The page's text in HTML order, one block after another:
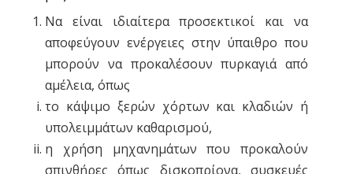
Να είναι ιδιαίτερα προσεκτικοί και να
αποφεύγουν ενέργειες στην ύπαιθρο που
μπορούν να προκαλέσουν πυρκαγιά από
αμέλεια, όπως
το κάψιμο ξερών χόρτων και κλαδιών ή
υπολειμμάτων καθαρισμού,
η χρήση μηχανημάτων που προκαλούν
σπινθήρες όπως δισκοπρίονα, συσκευές